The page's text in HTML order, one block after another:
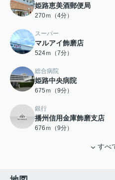
姫路恵美酒郵便局
270ｍ（4分）
スーパー
マルアイ飾磨店
524ｍ（7分）
総合病院
姫路中央病院
675ｍ（9分）
銀行
播州信用金庫飾磨支店
676ｍ（9分）
すべ